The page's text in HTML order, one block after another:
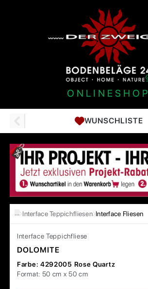
ONLINESHOP
WUNSCHLISTE
… Interface Teppichfliesen Interface Fliesen
Interface Teppichfliese
DOLOMITE
Farbe: 4292005 Rose Quartz
Format: 50 cm x 50 cm